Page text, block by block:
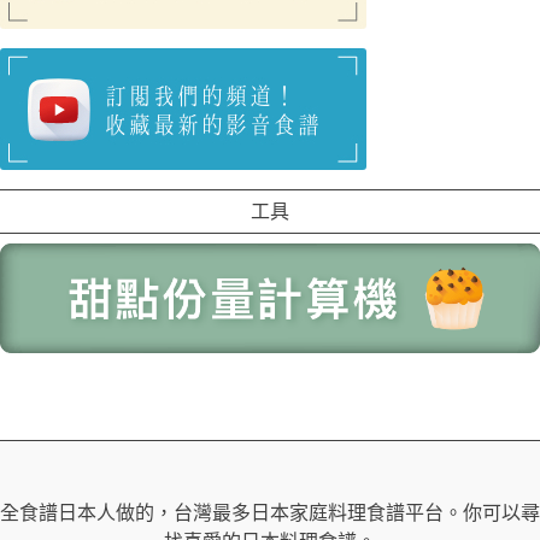
工具
全食譜日本人做的，台灣最多日本家庭料理食譜平台。你可以尋